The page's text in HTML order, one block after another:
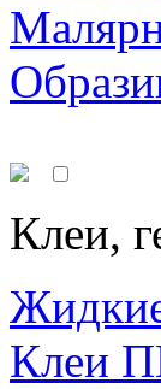
Клеи,
Клеи